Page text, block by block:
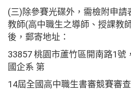
(三)除參賽光碟外，需檢附申請
教師(高中職生之導師、授課教
後，郵寄地址：
33857 桃園市蘆竹區開南路1號
國企系 第
14屆全國高中職生書審競賽審